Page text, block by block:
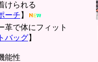
けられる
ーチ 】
革で体にフィット
バッグ】
能性